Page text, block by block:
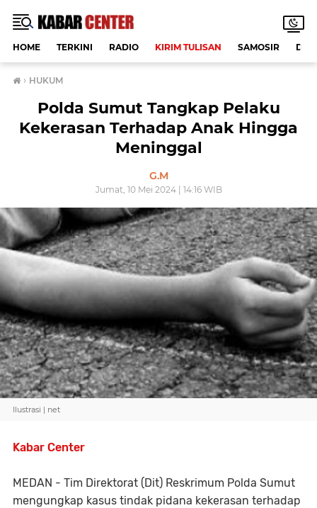
HOME TERKINI RADIO KIRIM TULISAN SAMOSIR
› HUKUM
Polda Sumut Tangkap Pelaku
Kekerasan Terhadap Anak Hingga
Meninggal
G.M
Jumat, 10 Mei 2024 | 14:16 WIB
Ilustrasi | net
Kabar Center
MEDAN - Tim Direktorat (Dit) Reskrimum Polda Sumut
mengungkap kasus tindak pidana kekerasan terhadap